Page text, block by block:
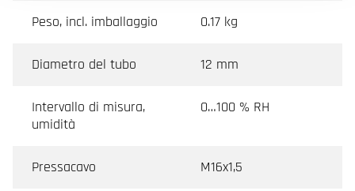
Peso, incl. imballaggio 0.17 kg
Diametro del tubo 12 mm
Intervallo di misura,
umidità
0…100 % RH
Pressacavo M16x1,5